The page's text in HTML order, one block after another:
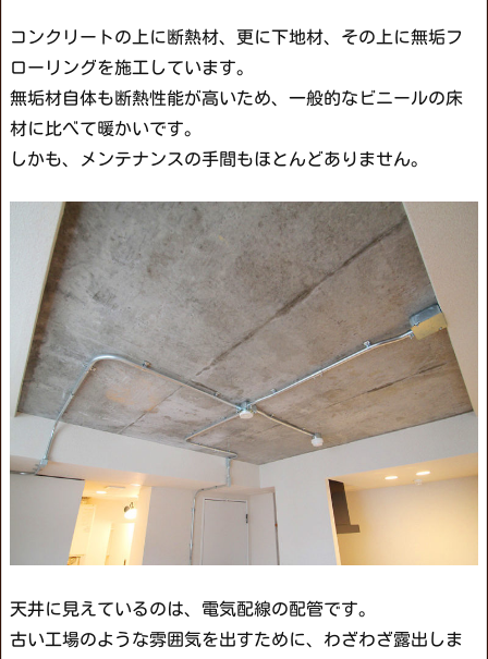
コンクリートの上に断熱材、更に下地材、その上に無垢フ
ローリングを施工しています。
無垢材自体も断熱性能が高いため、一般的なビニールの床
材に比べて暖かいです。
しかも、メンテナンスの手間もほとんどありません。
天井に見えているのは、電気配線の配管です。
古い工場のような雰囲気を出すために、わざわざ露出しま